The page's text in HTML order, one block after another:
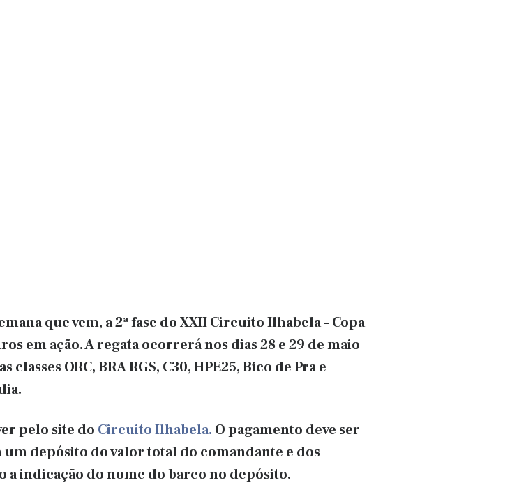
que vem, a 2ª fase do XXII Circuito Ilhabela – Copa
em ação. A regata ocorrerá nos dias 28 e 29 de maio
ORC, BRA RGS, C30, HPE25, Bico de Pra e
pelo site do Circuito Ilhabela. O pagamento deve ser
um depósito do valor total do comandante e dos
a indicação do nome do barco no depósito.